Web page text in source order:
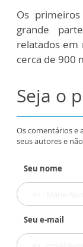
Os
grande
relatados em
cerca de 900
Seja o
Os comentários e
seus autores e
Seu nome
Seu e-mail